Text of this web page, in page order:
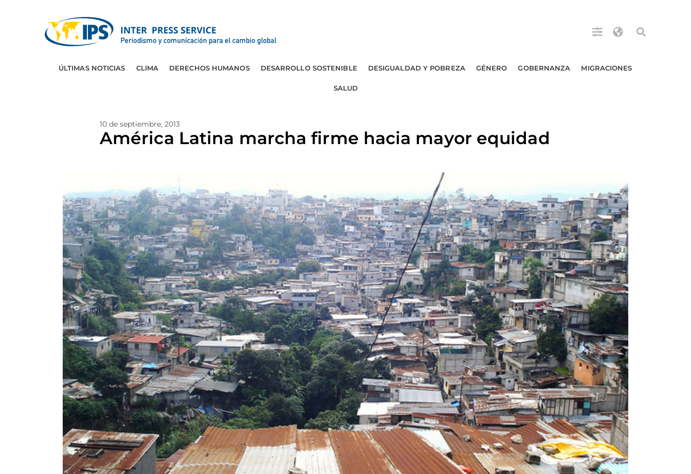
ÚLTIMAS NOTICIAS CLIMA DERECHOS HUMANOS DESARROLLO SOSTENIBLE DESIGUALDAD Y POBREZA GÉNERO GOBERNANZA MIGRACIONES
SALUD
10 de septiembre, 2013
América Latina marcha firme hacia mayor equidad